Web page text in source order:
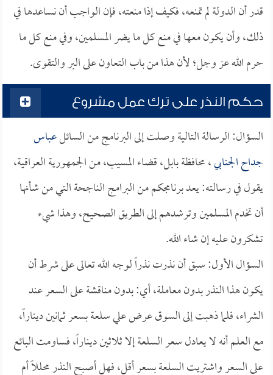
قدر أن الدولة لم تمنعه، فكيف إذا منعته، فإن الواجب أن نساعدها في
ذلك، وأن يكون معها في منع كل ما يضر المسلمين، وفي منع كل ما
حرم الله عز وجل؛ لأن هذا من باب التعاون على البر والتقوى.
حكم النذر على ترك عمل مشروع
السؤال: الرسالة التالية وصلت إلى البرنامج من السائلعباس
جداح الجنابي، محافظة بابل، قضاء المسيب، من الجمهورية العراقية،
يقول في رسالته: يعد برنامجكم من البرامج الناجحة التي من شأنها
أن تخدم المسلمين وترشدهم إلى الطريق الصحيح، وهذا شيء
تشكرون عليه إن شاء الله.
السؤال الأول: سبق أن نذرت نذراً لوجه الله تعالى على شرط أن
يكون هذا النذر بدون معاملة، أي: بدون مناقشة على السعر عند
الشراء، فلما ذهبت إلى السوق عرض علي سلعة بسعر ثمانين ديناراً،
مع العلم أنه لا يعادل سعر السلعة إلا ثلاثين ديناراً، فساومت البائع
على السعر واشتريت السلعة بسعر أقل، فهل أصبح النذر محللاً أم